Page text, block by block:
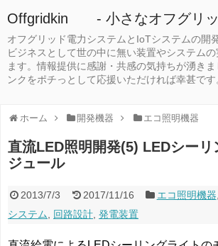
Offgridkin - 小さなオフグリッ
オフグリッド電力システムとIoTシステムの開
ビジネスとして世の中に無い装置やシステム
ます。情報提供に感謝・共感の気持ちが湧き
ンクをポチっとして応援いただければ幸甚です
ホーム 開発機器 エコ照明機器
直流LED照明開発(5) LEDシーリ
ジュール
2013/7/3 2017/11/16 エコ照明機器
システム
回路設計 発電装置